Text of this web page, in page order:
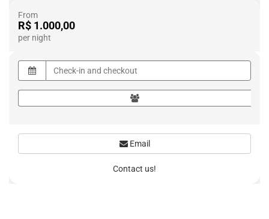
From
R$ 1.000,00
per night
Email
Contact us!